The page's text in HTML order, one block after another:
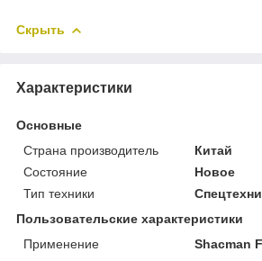
Скрыть
Характеристики
Основные
Страна производитель
Китай
Состояние
Новое
Тип техники
Пользовательские характеристики
Применение
Shacman